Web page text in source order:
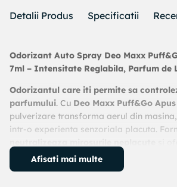
Detalii Produs Specificatii
Odorizant Auto Spray Deo Maxx
7ml – Intensitate Reglabila, Parfum de
Odorizantul care iti permite sa
parfumului. Cu Deo Maxx Puff&Go
pulverizare transforma aerul din
intr-o experienta senzoriala placuta.
delicat si persistent, perfect pentru orice
Afisati mai multe